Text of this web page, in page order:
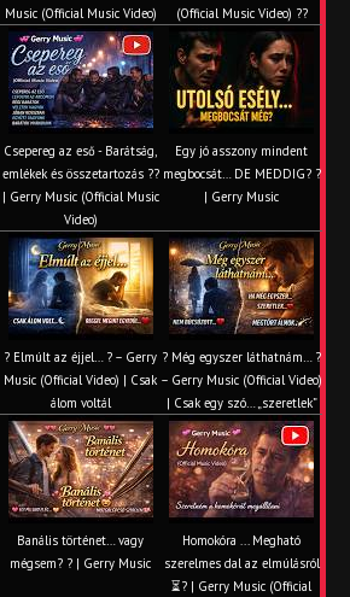
Music (Official Music Video)
(Official Music Video) ??
Csepereg az eső - Barátság,
emlékek és összetartozás ?️?
| Gerry Music (Official Music
Video)
Egy jó asszony mindent
megbocsát… DE MEDDIG? ?
| Gerry Music
? Elmúlt az éjjel… ? – Gerry
Music (Official Video) | Csak
álom voltál
? Még egyszer láthatnám… ?
– Gerry Music (Official Video)
| Csak egy szó… „szeretlek”
Banális történet… vagy
mégsem? ? | Gerry Music
Homokóra ... Megható
szerelmes dal az elmúlásról
⏳? | Gerry Music (Official